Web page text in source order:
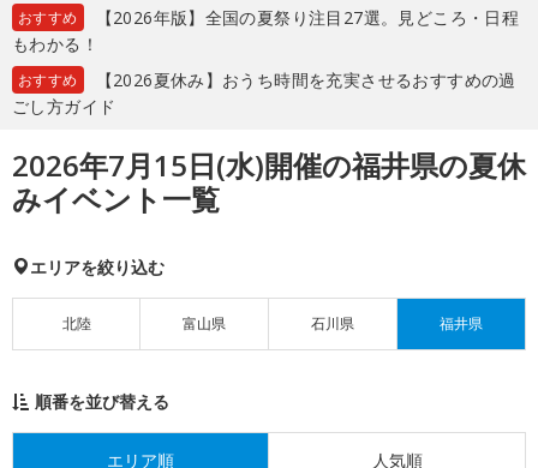
おすすめ
【2026年版】全国の夏祭り注目27選。見どころ・日程
もわかる！
おすすめ
【2026夏休み】おうち時間を充実させるおすすめの過
ごし方ガイド
2026年7月15日(水)開催の福井県の夏休
みイベント一覧
エリアを絞り込む
北陸 富山県 石川県 福井県
順番を並び替える
エリア順 人気順